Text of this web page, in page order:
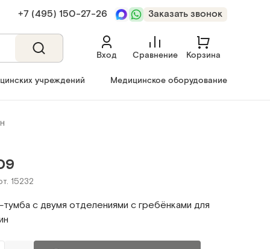
+7 (495) 150‑27‑26 Заказать звонок
Вход Сравнение Корзина
учреждений Медицинское оборудование
15232
с двумя отделениями с гребёнками для